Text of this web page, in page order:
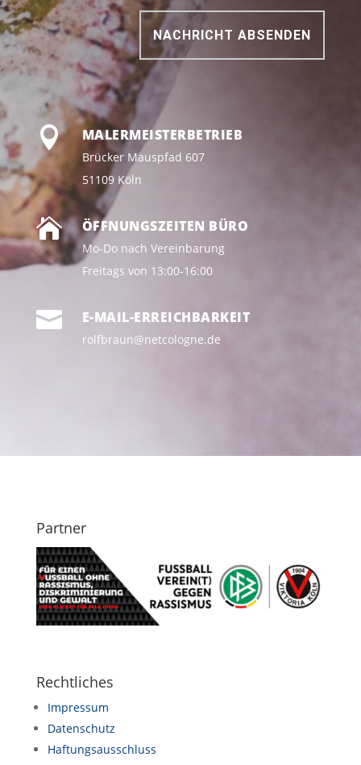
NACHRICHT ABSENDEN
 MALERMEISTERBETRIEB
Brücker Mauspfad 607
51109 Köln
 ÖFFNUNGSZEITEN BÜRO
Mo-Do nach Vereinbarung
Freitags von 13:00-16:00
 E-MAIL-ERREICHBARKEIT
rolfbraun@netcologne.de
Partner
Rechtliches
Impressum
Datenschutz
Haftungsausschluss